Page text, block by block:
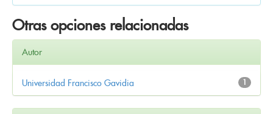
Otras opciones relacionadas
Autor
1
Universidad Francisco Gavidia